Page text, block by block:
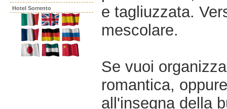
Hotel Sorrento
e tagliuzzata.
mescolare.
Se vuoi
romantica,
all'insegna della